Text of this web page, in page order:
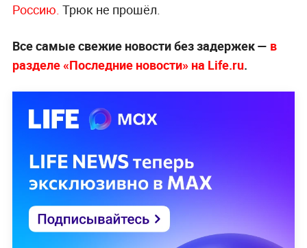
Россию. Трюк не прошёл.
Все самые свежие новости без задержек — в
разделе «Последние новости» на Life.ru.